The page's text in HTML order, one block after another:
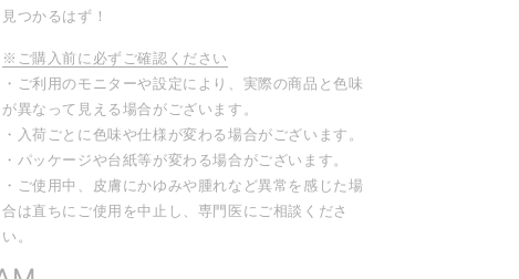
見つかるはず！
※ご購入前に必ずご確認ください
・ご利用のモニターや設定により、実際の商品と色味
が異なって見える場合がございます。
・入荷ごとに色味や仕様が変わる場合がございます。
・パッケージや台紙等が変わる場合がございます。
・ご使用中、皮膚にかゆみや腫れなど異常を感じた場
合は直ちにご使用を中止し、専門医にご相談くださ
い。